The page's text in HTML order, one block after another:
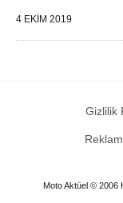
4 EKIM 2019
Gizlilik
Moto Aktüel © 2006